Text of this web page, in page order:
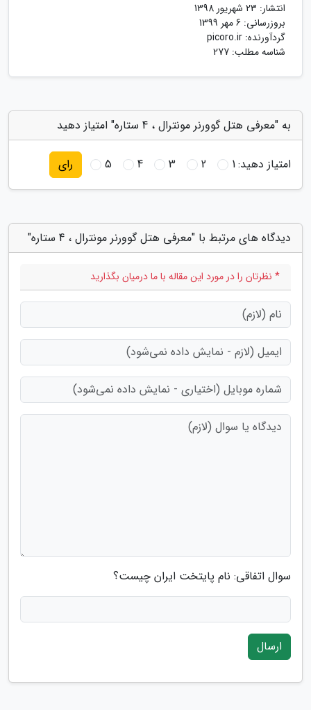
انتشار: 23 شهریور 1398
بروزرسانی: 6 مهر 1399
گردآورنده: picoro.ir
شناسه مطلب: 277
به "معرفی هتل گوورنر مونترال ، 4 ستاره" امتیاز دهید
امتیاز دهید:1
2
3
4
5 رای
دیدگاه های مرتبط با "معرفی هتل گوورنر مونترال ، 4 ستاره"
* نظرتان را در مورد این مقاله با ما درمیان بگذارید
سوال اتفاقی: نام پایتخت ایران چیست؟
ارسال